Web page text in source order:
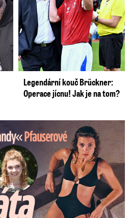
Legendární kouč Brückner:
Operace jícnu! Jak je na tom?
Ještě, že to táta nevidí